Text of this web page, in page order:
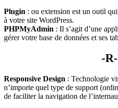
Plugin : ou extension est un outil
à votre site WordPress.
PHPMyAdmin : Il s’agit d’une
gérer votre base de données et ses
-R-
Responsive Design : Technologie
n’importe quel type de support
de faciliter la navigation de